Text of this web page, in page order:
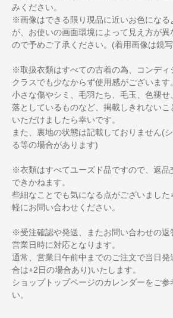
みください。
※画像はできる限り現品に近いお色になる
が、お使いの画面環境によって見え方が
ので予めご了承ください。(着用画像は鏡
※取扱衣類はすべての古着の為、コンディ
クラスでも少なからず使用感がございます。
小さな傷やシミ、毛羽たち、毛玉、色褪せ
落としているものなど、掲載しきれない
いただけましたら幸いです。
また、裏地の状態は記載しておりません(
る等の場合があります)
※衣類はすべてユーズド品ですので、返品
できかねます。
些細なことでも気になる点がございまし
軽にお問い合わせください。
※受注確認や発送、またお問い合わせの返
営業日時に対応となります。
通常、営業日午前中までのご注文で当日
合は+2日の場合あり)いたします。
ショップトップページのカレンダーをご参
い。